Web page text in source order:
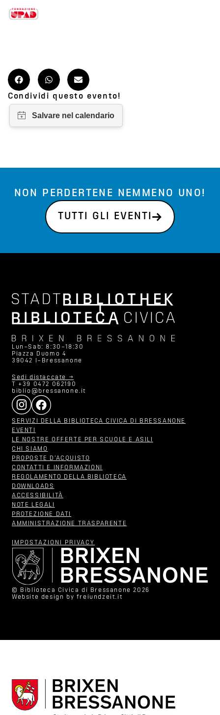
Condividi questo evento!
NON PERDERTENE NEMMENO UNO!
TUTTI GLI EVENTI
Lun–Sab: 8:30–18:30
Piazza Duomo 4
39042 I–Bressanone
Sedi distaccate →
T +39 0472 062190
biblio@bressanone.it
SERVIZI DELLA BIBLIOTECA CIVICA DI BRESSANONE
EVENTI
LE NOSTRE OFFERTE PER SCUOLE E ASILI
CHI SIAMO
PROPOSTE D‘ACQUISTO
CONTATTI E INFORMAZIONI
REGOLAMENTO DELLA BIBLIOTECA
DOWNLOADS
ACCESSIBILITÀ
NOTE LEGALI
PROTEZIONE DATI
AMMINISTRAZIONE TRASPARENTE
IMPOSTAZIONI PRIVACY
© Biblioteca Civica di Bressanone 2026
Website design by freiundzeit.it